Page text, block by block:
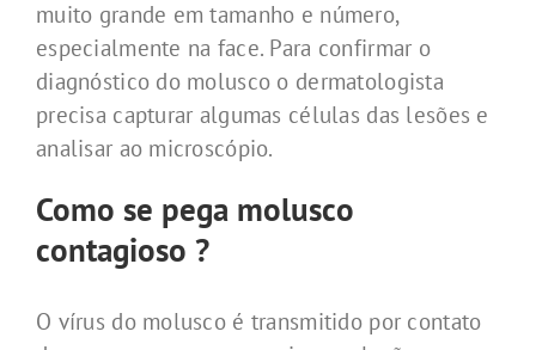
muito grande em tamanho e número,
especialmente na face. Para confirmar o
diagnóstico do molusco o dermatologista
precisa capturar algumas células das lesões e
analisar ao microscópio.
Como se pega molusco
contagioso ?
O vírus do molusco é transmitido por contato